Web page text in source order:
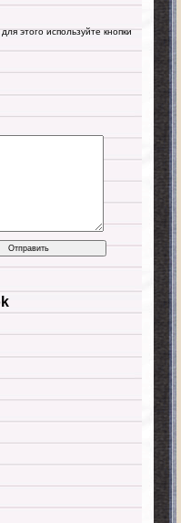
этого используйте кнопки